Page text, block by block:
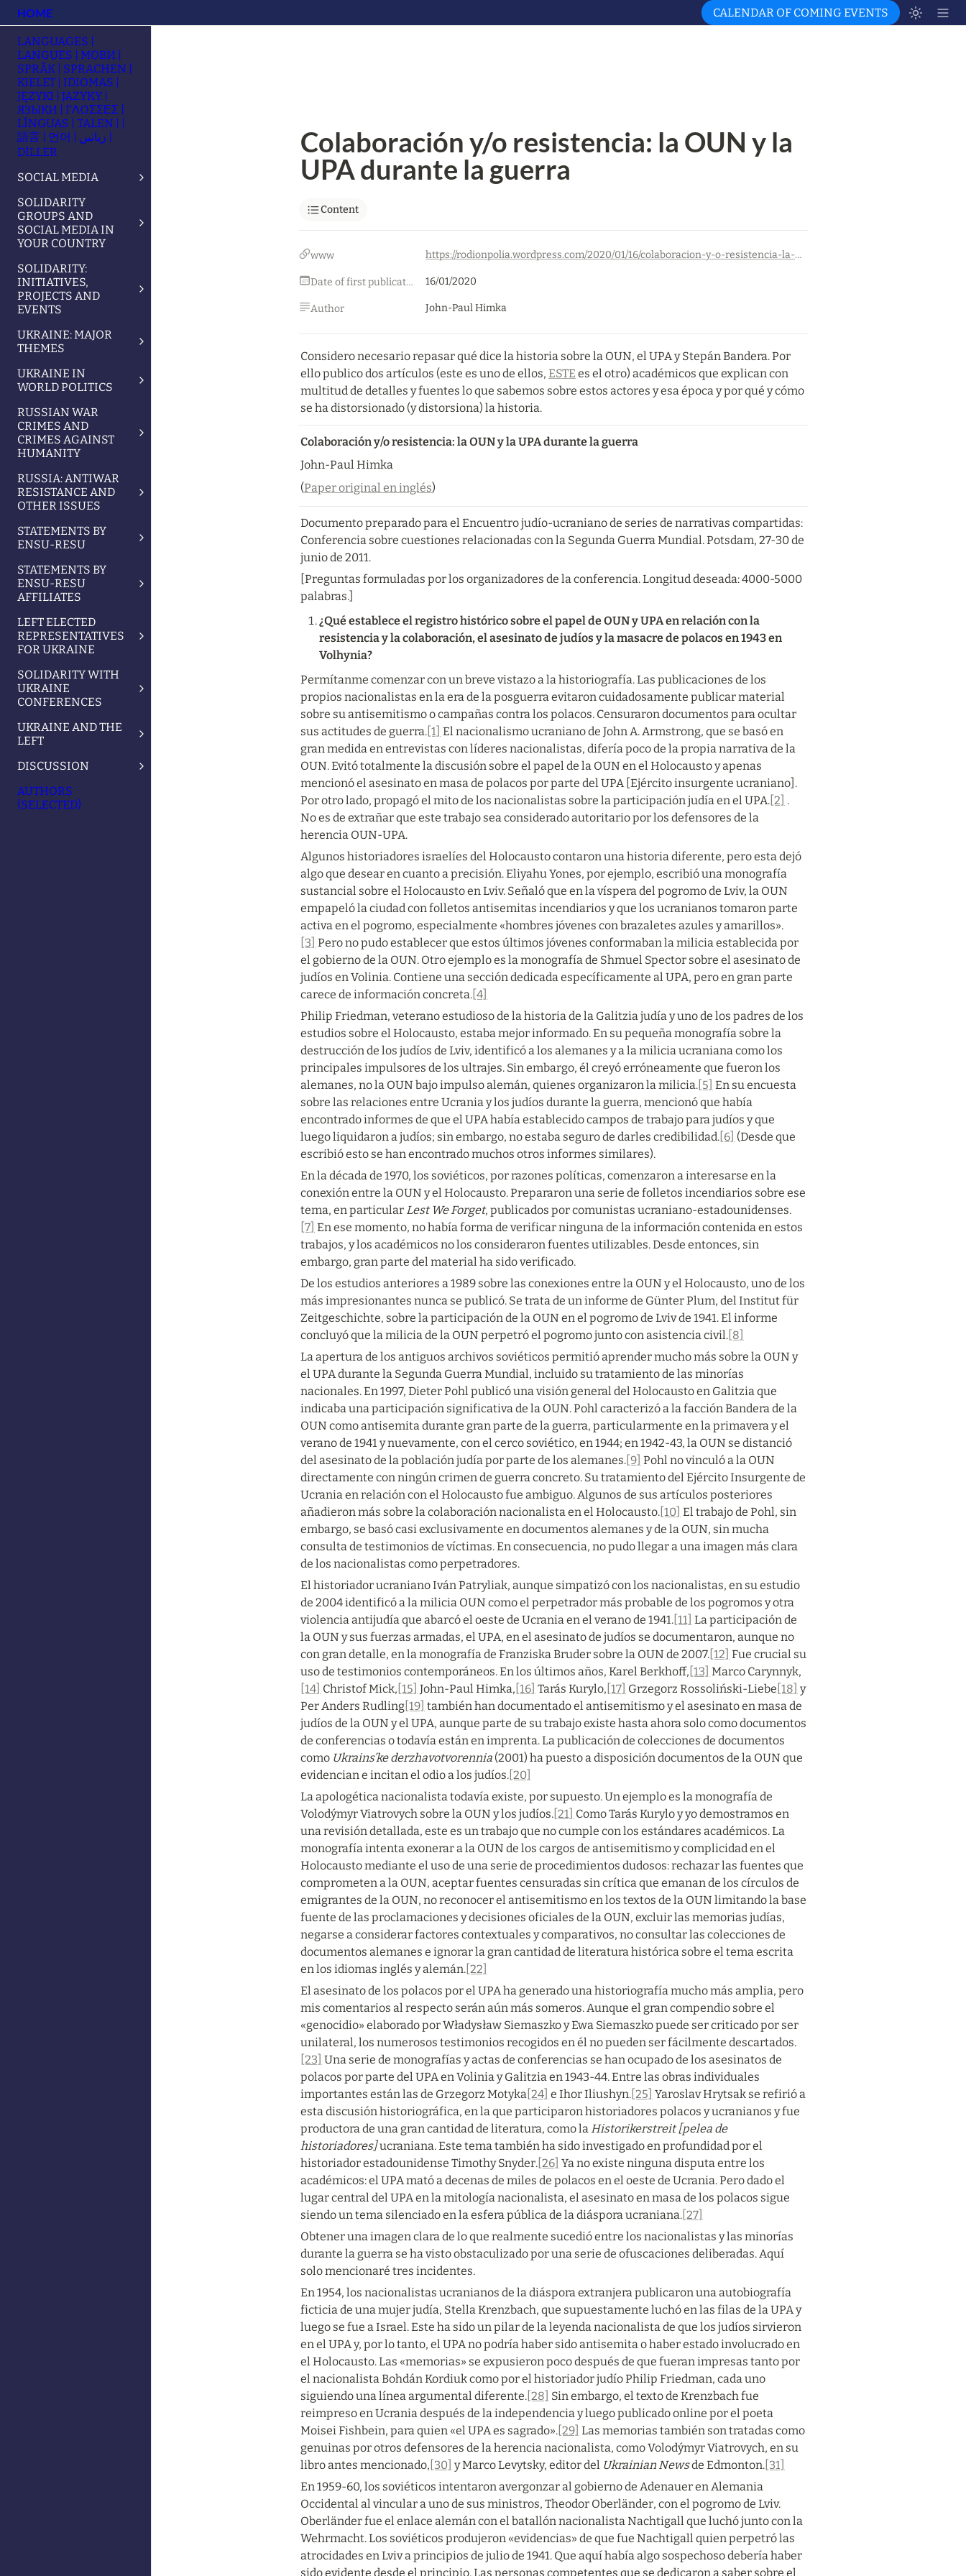
HOME CALENDAR OF COMING EVENTS
LANGUAGES |
LANGUES | МОВИ |
SPRÅK | SPRACHEN |
KIELET | IDIOMAS |
JĘZYKI | JAZYKY |
ЯЗЫКИ | ΓΛΩΣΣΕΣ |
LÍNGUAS | TALEN | |
語言 | 언어 | زبانیں |
DİLLER
SOCIAL MEDIA
SOLIDARITY
GROUPS AND
SOCIAL MEDIA IN
YOUR COUNTRY
SOLIDARITY:
INITIATIVES,
PROJECTS AND
EVENTS
UKRAINE: MAJOR
THEMES
UKRAINE IN
WORLD POLITICS
RUSSIAN WAR
CRIMES AND
CRIMES AGAINST
HUMANITY
RUSSIA: ANTIWAR
RESISTANCE AND
OTHER ISSUES
STATEMENTS BY
ENSU-RESU
STATEMENTS BY
ENSU-RESU
AFFILIATES
LEFT ELECTED
REPRESENTATIVES
FOR UKRAINE
SOLIDARITY WITH
UKRAINE
CONFERENCES
UKRAINE AND THE
LEFT
DISCUSSION
AUTHORS
(SELECTED)
Colaboración y/o resistencia: la OUN y la
UPA durante la guerra
Content
www https://rodionpolia.wordpress.com/2020/01/16/colaboracion-y-o-resistencia-la-oun-y-la-upa-durante-la-guerra/
Date of first publication 16/01/2020
Author John-Paul Himka
Considero necesario repasar qué dice la historia sobre la OUN, el UPA y Stepán Bandera. Por
ello publico dos artículos (este es uno de ellos, ESTE es el otro) académicos que explican con
multitud de detalles y fuentes lo que sabemos sobre estos actores y esa época y por qué y cómo
se ha distorsionado (y distorsiona) la historia.
Colaboración y/o resistencia: la OUN y la UPA durante la guerra
John-Paul Himka
(Paper original en inglés)
Documento preparado para el Encuentro judío-ucraniano de series de narrativas compartidas:
Conferencia sobre cuestiones relacionadas con la Segunda Guerra Mundial. Potsdam, 27-30 de
junio de 2011.
[Preguntas formuladas por los organizadores de la conferencia. Longitud deseada: 4000-5000
palabras.]
¿Qué establece el registro histórico sobre el papel de OUN y UPA en relación con la
resistencia y la colaboración, el asesinato de judíos y la masacre de polacos en 1943 en
Volhynia?
Permítanme comenzar con un breve vistazo a la historiografía. Las publicaciones de los
propios nacionalistas en la era de la posguerra evitaron cuidadosamente publicar material
sobre su antisemitismo o campañas contra los polacos. Censuraron documentos para ocultar
sus actitudes de guerra.[1] El nacionalismo ucraniano de John A. Armstrong, que se basó en
gran medida en entrevistas con líderes nacionalistas, difería poco de la propia narrativa de la
OUN. Evitó totalmente la discusión sobre el papel de la OUN en el Holocausto y apenas
mencionó el asesinato en masa de polacos por parte del UPA [Ejército insurgente ucraniano].
Por otro lado, propagó el mito de los nacionalistas sobre la participación judía en el UPA.[2] .
No es de extrañar que este trabajo sea considerado autoritario por los defensores de la
herencia OUN-UPA.
Algunos historiadores israelíes del Holocausto contaron una historia diferente, pero esta dejó
algo que desear en cuanto a precisión. Eliyahu Yones, por ejemplo, escribió una monografía
sustancial sobre el Holocausto en Lviv. Señaló que en la víspera del pogromo de Lviv, la OUN
empapeló la ciudad con folletos antisemitas incendiarios y que los ucranianos tomaron parte
activa en el pogromo, especialmente «hombres jóvenes con brazaletes azules y amarillos».
[3] Pero no pudo establecer que estos últimos jóvenes conformaban la milicia establecida por
el gobierno de la OUN. Otro ejemplo es la monografía de Shmuel Spector sobre el asesinato de
judíos en Volinia. Contiene una sección dedicada específicamente al UPA, pero en gran parte
carece de información concreta.[4]
Philip Friedman, veterano estudioso de la historia de la Galitzia judía y uno de los padres de los
estudios sobre el Holocausto, estaba mejor informado. En su pequeña monografía sobre la
destrucción de los judíos de Lviv, identificó a los alemanes y a la milicia ucraniana como los
principales impulsores de los ultrajes. Sin embargo, él creyó erróneamente que fueron los
alemanes, no la OUN bajo impulso alemán, quienes organizaron la milicia.[5] En su encuesta
sobre las relaciones entre Ucrania y los judíos durante la guerra, mencionó que había
encontrado informes de que el UPA había establecido campos de trabajo para judíos y que
luego liquidaron a judíos; sin embargo, no estaba seguro de darles credibilidad.[6] (Desde que
escribió esto se han encontrado muchos otros informes similares).
En la década de 1970, los soviéticos, por razones políticas, comenzaron a interesarse en la
conexión entre la OUN y el Holocausto. Prepararon una serie de folletos incendiarios sobre ese
tema, en particular Lest We Forget, publicados por comunistas ucraniano-estadounidenses.
[7] En ese momento, no había forma de verificar ninguna de la información contenida en estos
trabajos, y los académicos no los consideraron fuentes utilizables. Desde entonces, sin
embargo, gran parte del material ha sido verificado.
De los estudios anteriores a 1989 sobre las conexiones entre la OUN y el Holocausto, uno de los
más impresionantes nunca se publicó. Se trata de un informe de Günter Plum, del Institut für
Zeitgeschichte, sobre la participación de la OUN en el pogromo de Lviv de 1941. El informe
concluyó que la milicia de la OUN perpetró el pogromo junto con asistencia civil.[8]
La apertura de los antiguos archivos soviéticos permitió aprender mucho más sobre la OUN y
el UPA durante la Segunda Guerra Mundial, incluido su tratamiento de las minorías
nacionales. En 1997, Dieter Pohl publicó una visión general del Holocausto en Galitzia que
indicaba una participación significativa de la OUN. Pohl caracterizó a la facción Bandera de la
OUN como antisemita durante gran parte de la guerra, particularmente en la primavera y el
verano de 1941 y nuevamente, con el cerco soviético, en 1944; en 1942-43, la OUN se distanció
del asesinato de la población judía por parte de los alemanes.[9] Pohl no vinculó a la OUN
directamente con ningún crimen de guerra concreto. Su tratamiento del Ejército Insurgente de
Ucrania en relación con el Holocausto fue ambiguo. Algunos de sus artículos posteriores
añadieron más sobre la colaboración nacionalista en el Holocausto.[10] El trabajo de Pohl, sin
embargo, se basó casi exclusivamente en documentos alemanes y de la OUN, sin mucha
consulta de testimonios de víctimas. En consecuencia, no pudo llegar a una imagen más clara
de los nacionalistas como perpetradores.
El historiador ucraniano Iván Patryliak, aunque simpatizó con los nacionalistas, en su estudio
de 2004 identificó a la milicia OUN como el perpetrador más probable de los pogromos y otra
violencia antijudía que abarcó el oeste de Ucrania en el verano de 1941.[11] La participación de
la OUN y sus fuerzas armadas, el UPA, en el asesinato de judíos se documentaron, aunque no
con gran detalle, en la monografía de Franziska Bruder sobre la OUN de 2007.[12] Fue crucial su
uso de testimonios contemporáneos. En los últimos años, Karel Berkhoff, [13] Marco Carynnyk,
[14] Christof Mick, [15] John-Paul Himka, [16] Tarás Kurylo, [17] Grzegorz Rossoliński-Liebe [18] y
Per Anders Rudling[19] también han documentado el antisemitismo y el asesinato en masa de
judíos de la OUN y el UPA, aunque parte de su trabajo existe hasta ahora solo como documentos
de conferencias o todavía están en imprenta. La publicación de colecciones de documentos
como Ukrains’ke derzhavotvorennia (2001) ha puesto a disposición documentos de la OUN que
evidencian e incitan el odio a los judíos.[20]
La apologética nacionalista todavía existe, por supuesto. Un ejemplo es la monografía de
Volodýmyr Viatrovych sobre la OUN y los judíos.[21] Como Tarás Kurylo y yo demostramos en
una revisión detallada, este es un trabajo que no cumple con los estándares académicos. La
monografía intenta exonerar a la OUN de los cargos de antisemitismo y complicidad en el
Holocausto mediante el uso de una serie de procedimientos dudosos: rechazar las fuentes que
comprometen a la OUN, aceptar fuentes censuradas sin crítica que emanan de los círculos de
emigrantes de la OUN, no reconocer el antisemitismo en los textos de la OUN limitando la base
fuente de las proclamaciones y decisiones oficiales de la OUN, excluir las memorias judías,
negarse a considerar factores contextuales y comparativos, no consultar las colecciones de
documentos alemanes e ignorar la gran cantidad de literatura histórica sobre el tema escrita
en los idiomas inglés y alemán.[22]
El asesinato de los polacos por el UPA ha generado una historiografía mucho más amplia, pero
mis comentarios al respecto serán aún más someros. Aunque el gran compendio sobre el
«genocidio» elaborado por Władysław Siemaszko y Ewa Siemaszko puede ser criticado por ser
unilateral, los numerosos testimonios recogidos en él no pueden ser fácilmente descartados.
[23] Una serie de monografías y actas de conferencias se han ocupado de los asesinatos de
polacos por parte del UPA en Volinia y Galitzia en 1943-44. Entre las obras individuales
importantes están las de Grzegorz Motyka[24] e Ihor Iliushyn.[25] Yaroslav Hrytsak se refirió a
esta discusión historiográfica, en la que participaron historiadores polacos y ucranianos y fue
productora de una gran cantidad de literatura, como la Historikerstreit [pelea de
historiadores] ucraniana. Este tema también ha sido investigado en profundidad por el
historiador estadounidense Timothy Snyder.[26] Ya no existe ninguna disputa entre los
académicos: el UPA mató a decenas de miles de polacos en el oeste de Ucrania. Pero dado el
lugar central del UPA en la mitología nacionalista, el asesinato en masa de los polacos sigue
siendo un tema silenciado en la esfera pública de la diáspora ucraniana.[27]
Obtener una imagen clara de lo que realmente sucedió entre los nacionalistas y las minorías
durante la guerra se ha visto obstaculizado por una serie de ofuscaciones deliberadas. Aquí
solo mencionaré tres incidentes.
En 1954, los nacionalistas ucranianos de la diáspora extranjera publicaron una autobiografía
ficticia de una mujer judía, Stella Krenzbach, que supuestamente luchó en las filas de la UPA y
luego se fue a Israel. Este ha sido un pilar de la leyenda nacionalista de que los judíos sirvieron
en el UPA y, por lo tanto, el UPA no podría haber sido antisemita o haber estado involucrado en
el Holocausto. Las «memorias» se expusieron poco después de que fueran impresas tanto por
el nacionalista Bohdán Kordiuk como por el historiador judío Philip Friedman, cada uno
siguiendo una línea argumental diferente.[28] Sin embargo, el texto de Krenzbach fue
reimpreso en Ucrania después de la independencia y luego publicado online por el poeta
Moisei Fishbein, para quien «el UPA es sagrado».[29] Las memorias también son tratadas como
genuinas por otros defensores de la herencia nacionalista, como Volodýmyr Viatrovych, en su
libro antes mencionado, [30] y Marco Levytsky, editor del Ukrainian News de Edmonton.[31]
En 1959-60, los soviéticos intentaron avergonzar al gobierno de Adenauer en Alemania
Occidental al vincular a uno de sus ministros, Theodor Oberländer, con el pogromo de Lviv.
Oberländer fue el enlace alemán con el batallón nacionalista Nachtigall que luchó junto con la
Wehrmacht. Los soviéticos produjeron «evidencias» de que fue Nachtigall quien perpetró las
atrocidades en Lviv a principios de julio de 1941. Que aquí había algo sospechoso debería haber
sido evidente desde el principio. Las personas competentes que se dedicaron a saber sobre el